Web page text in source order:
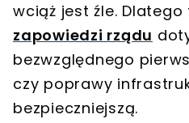
wciąż jest źle.
zapowiedzi rządu
bezwzględnego
czy poprawy
bezpieczniejszą.